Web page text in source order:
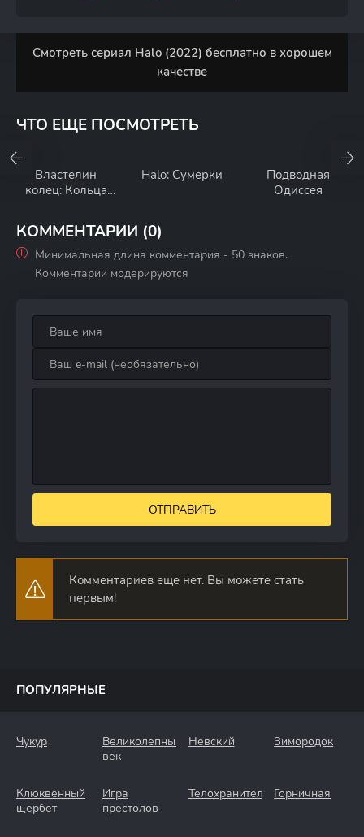
Смотреть сериал Halo (2022) бесплатно в хорошем
качестве
ЧТО ЕЩЕ ПОСМОТРЕТЬ
Властелин
колец: Кольца
Halo: Сумерки
Подводная
Одиссея
КОММЕНТАРИИ (0)
Минимальная длина комментария - 50 знаков.
Комментарии модерируются
ОТПРАВИТЬ
Комментариев еще нет. Вы можете стать
первым!
ПОПУЛЯРНЫЕ
Чукур
Великолепный
век
Невский Зимородок
Клюквенный
щербет
Игра
престолов
Телохранители Горничная